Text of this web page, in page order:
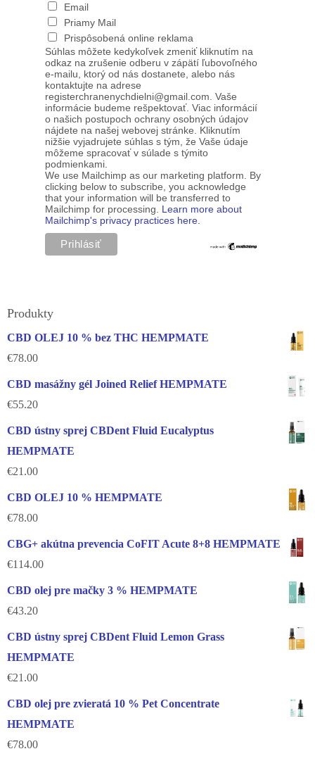
Email
Priamy Mail
Prispôsobená online reklama
Súhlas môžete kedykoľvek zmeniť kliknutím na
odkaz na zrušenie odberu v zápätí ľubovoľného
e-mailu, ktorý od nás dostanete, alebo nás
kontaktujte na adrese
registerchranenychdielni@gmail.com. Vaše
informácie budeme rešpektovať. Viac informácií
o našich postupoch ochrany osobných údajov
nájdete na našej webovej stránke. Kliknutím
nižšie vyjadrujete súhlas s tým, že Vaše údaje
môžeme spracovať v súlade s týmito
podmienkami.
We use Mailchimp as our marketing platform. By
clicking below to subscribe, you acknowledge
that your information will be transferred to
Mailchimp for processing. Learn more about
Mailchimp's privacy practices here.
Produkty
CBD OLEJ 10 % bez THC HEMPMATE
€78.00
CBD masážny gél Joined Relief HEMPMATE
€55.20
CBD ústny sprej CBDent Fluid Eucalyptus
HEMPMATE
€21.00
CBD OLEJ 10 % HEMPMATE
€78.00
CBG+ akútna prevencia CoFIT Acute 8+8 HEMPMATE
€114.00
CBD olej pre mačky 3 % HEMPMATE
€43.20
CBD ústny sprej CBDent Fluid Lemon Grass
HEMPMATE
€21.00
CBD olej pre zvieratá 10 % Pet Concentrate
HEMPMATE
€78.00